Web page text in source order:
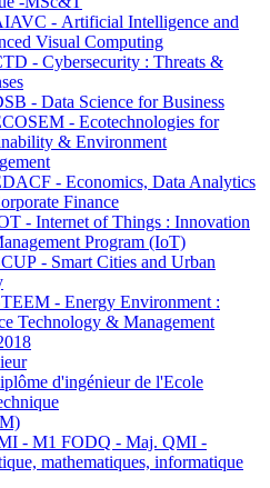
- Artificial Intelligence and
Visual Computing
- Cybersecurity : Threats &
- Data Science for Business
- Ecotechnologies for
& Environment
- Economics, Data Analytics
Finance
- Internet of Things : Innovation
Program (IoT)
- Smart Cities and Urban
- Energy Environment :
Technology & Management
d'ingénieur de l'Ecole
- M1 FODQ - Maj. QMI -
mathematiques, informatique